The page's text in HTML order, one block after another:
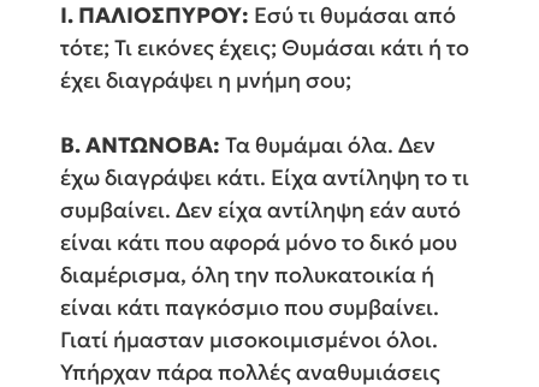
Ι. ΠΑΛΙΟΣΠΥΡΟΥ: Εσύ τι θυμάσαι από
τότε; Τι εικόνες έχεις; Θυμάσαι κάτι ή το
έχει διαγράψει η μνήμη σου;
Β. ΑΝΤΩΝΟΒΑ: Τα θυμάμαι όλα. Δεν
έχω διαγράψει κάτι. Είχα αντίληψη το τι
συμβαίνει. Δεν είχα αντίληψη εάν αυτό
είναι κάτι που αφορά μόνο το δικό μου
διαμέρισμα, όλη την πολυκατοικία ή
είναι κάτι παγκόσμιο που συμβαίνει.
Γιατί ήμασταν μισοκοιμισμένοι όλοι.
Υπήρχαν πάρα πολλές αναθυμιάσεις